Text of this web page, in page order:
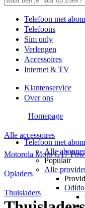
Telefoon met
Telefoons
Sim only
Verlengen
Accessoires
Internet & TV
Klantenservice
Over ons
Telefoon met
Alle
Populair
Alle
Odido
Homepage
Alle accessoires
Motorola Moto G17
Opladers
Thuisladers